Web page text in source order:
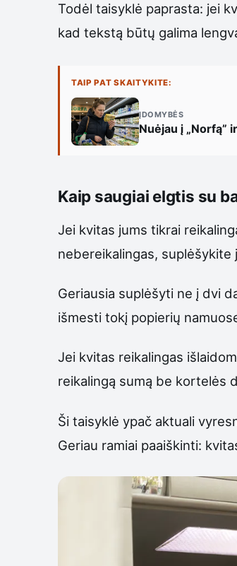
Todėl taisyklė paprasta: jei
kad tekstą būtų galima
TAIP PAT SKAITYKITE:
ĮDOMYBĖS
Nuėjau į „Norfą”
Kaip saugiai elgtis su
Jei kvitas jums tikrai
nebereikalingas,
Geriausia suplėšyti ne į dvi
išmesti tokį popierių
Jei kvitas reikalingas
reikalingą sumą be kortelės
Ši taisyklė ypač aktuali
Geriau ramiai paaiškinti: